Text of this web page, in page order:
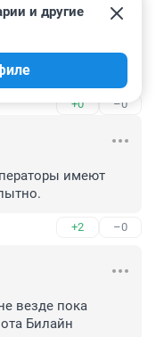
должны все рос
+0 –0
и другие
имеют
+2 –0
везде пока
Билайн